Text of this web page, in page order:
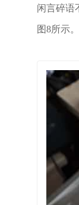
闲言碎语
图8所示。